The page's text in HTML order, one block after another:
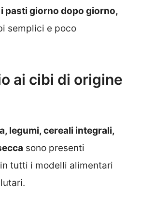
pasti giorno dopo giorno,
semplici e poco
ai cibi di origine
legumi, cereali integrali,
sono presenti
tutti i modelli alimentari